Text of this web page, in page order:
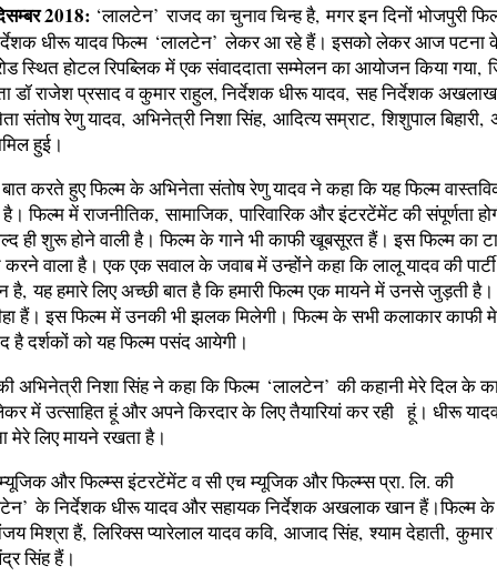
2018: ‘लालटेन’ राजद का चुनाव चिन्‍ह है, मगर इन दिनों भोजपुरी
धीरू यादव फिल्‍म ‘लालटेन’ लेकर आ रहे हैं। इसको लेकर आज पटना
स्थित होटल रिपब्लिक में एक संवाददाता सम्‍मेलन का आयोजन किया गया,
डॉ राजेश प्रसाद व कुमार राहुल, निर्देशक धीरू यादव, सह निर्देशक अखलाख
संतोष रेणु यादव, अभिनेत्री निशा सिंह, आदित्य सम्राट, शिशुपाल
हुई।
करते हुए फिल्‍म के अभिनेता संतोष रेणु यादव ने कहा कि यह फिल्‍म
फिल्‍म में राजनीतिक, सामाजिक, पारिवारिक और इंटरटेंमेंट की संपूर्णता
ही शुरू होने वाली है। फिल्‍म के गाने भी काफी खूबसूरत हैं। इस फिल्‍म का
वाला है। एक एक सवाल के जवाब में उन्‍होंने कहा कि लालू यादव की
है, यह हमारे लिए अच्‍छी बात है कि हमारी फिल्‍म एक मायने में उनसे जुड़ती
हैं। इस फिल्‍म में उनकी भी झलक मिलेगी। फिल्‍म के सभी कलाकार काफी
है दर्शकों को यह फिल्‍म पसंद आयेगी।
अभिनेत्री निशा सिंह ने कहा कि फिल्‍म ‘लालटेन’ की कहानी मेरे दिल के
में उत्‍साहित हूं और अपने किरदार के लिए तैयारियां कर रही हूं। धीरू
मेरे लिए मायने रखता है।
और फिल्‍म्स इंटरटेंमेंट व सी एच म्‍यूजिक और फिल्‍म्‍स प्रा. लि. की
के निर्देशक धीरू यादव और सहायक निर्देशक अखलाक खान हैं।फिल्‍म
मिश्रा हैं, लिरिक्‍स प्‍यारेलाल यादव कवि, आजाद सिंह, श्‍याम देहाती, कुमार
सिंह हैं।